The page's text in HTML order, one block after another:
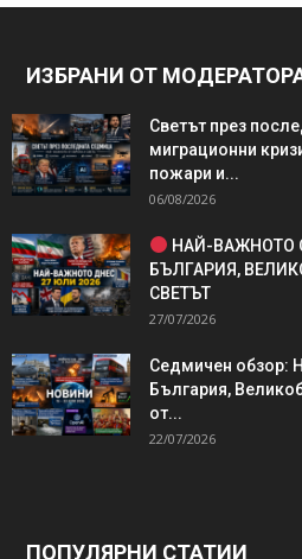
ИЗБРАНИ ОТ
Светът през
миграционни
пожари и...
06/08/2026
НАЙ-ВАЖНОТО
БЪЛГАРИЯ,
СВЕТЪТ
27/07/2026
Седмичен обзор:
България,
от...
22/07/2026
ПОПУЛЯРНИ СТАТИИ